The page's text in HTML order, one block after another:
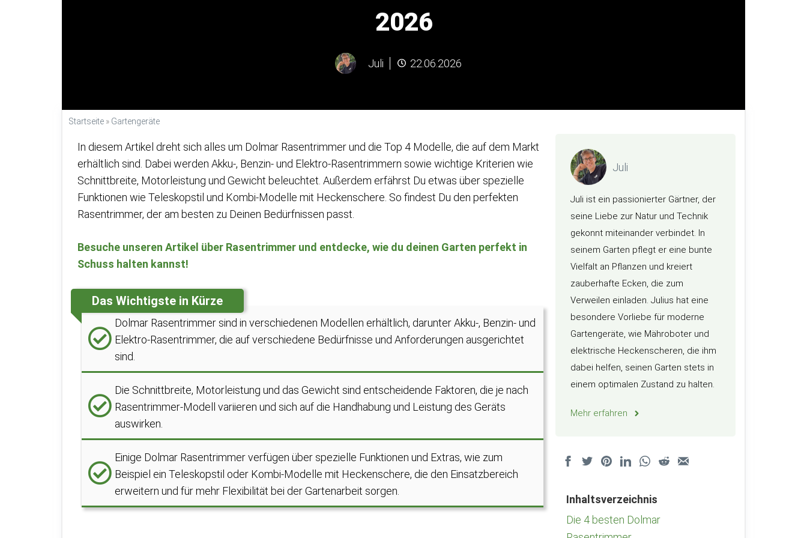
2026
Juli 22.06.2026
Startseite » Gartengeräte
In diesem Artikel dreht sich alles um Dolmar Rasentrimmer und die Top 4 Modelle, die auf dem Markt
erhältlich sind. Dabei werden Akku-, Benzin- und Elektro-Rasentrimmern sowie wichtige Kriterien wie
Schnittbreite, Motorleistung und Gewicht beleuchtet. Außerdem erfährst Du etwas über spezielle
Funktionen wie Teleskopstil und Kombi-Modelle mit Heckenschere. So findest Du den perfekten
Rasentrimmer, der am besten zu Deinen Bedürfnissen passt.
Besuche unseren Artikel über Rasentrimmer und entdecke, wie du deinen Garten perfekt in
Schuss halten kannst!
Das Wichtigste in Kürze
Dolmar Rasentrimmer sind in verschiedenen Modellen erhältlich, darunter Akku-, Benzin- und
Elektro-Rasentrimmer, die auf verschiedene Bedürfnisse und Anforderungen ausgerichtet
sind.
Die Schnittbreite, Motorleistung und das Gewicht sind entscheidende Faktoren, die je nach
Rasentrimmer-Modell variieren und sich auf die Handhabung und Leistung des Geräts
auswirken.
Einige Dolmar Rasentrimmer verfügen über spezielle Funktionen und Extras, wie zum
Beispiel ein Teleskopstil oder Kombi-Modelle mit Heckenschere, die den Einsatzbereich
erweitern und für mehr Flexibilität bei der Gartenarbeit sorgen.
Juli
Juli ist ein passionierter Gärtner, der
seine Liebe zur Natur und Technik
gekonnt miteinander verbindet. In
seinem Garten pflegt er eine bunte
Vielfalt an Pflanzen und kreiert
zauberhafte Ecken, die zum
Verweilen einladen. Julius hat eine
besondere Vorliebe für moderne
Gartengeräte, wie Mähroboter und
elektrische Heckenscheren, die ihm
dabei helfen, seinen Garten stets in
einem optimalen Zustand zu halten.
Mehr erfahren
Inhaltsverzeichnis
Die 4 besten Dolmar